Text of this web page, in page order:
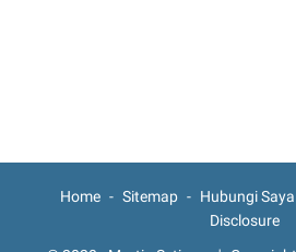
Home Sitemap Hubungi Saya
Disclosure